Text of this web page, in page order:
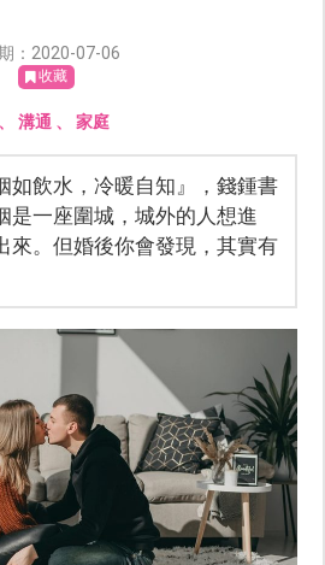
：2020-07-06
收藏
、 溝通 、 家庭
如飲水，冷暖自知』，錢鍾書
是一座圍城，城外的人想進
來。但婚後你會發現，其實有